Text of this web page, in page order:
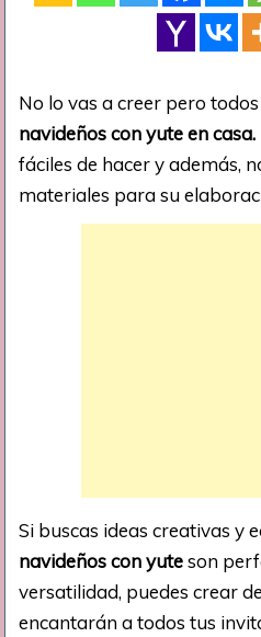
No lo vas a creer pero
navideños con yute en casa.
fáciles de hacer y además,
materiales para su
Si buscas ideas creativas y
navideños con yuteson
versatilidad, puedes crear
encantarán a todos tus